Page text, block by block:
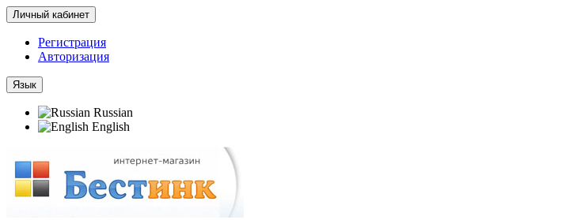
Личный кабинет
Регистрация
Авторизация
Язык
Russian
English